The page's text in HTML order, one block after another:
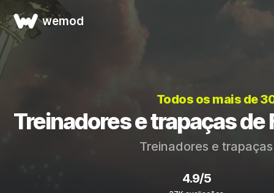
wemod
Todos os mais de
Treinadores e trapaças de
Treinadores e
4.9/5